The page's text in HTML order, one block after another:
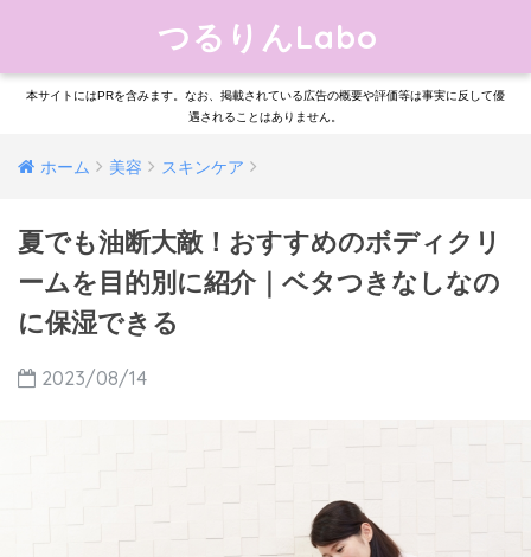
つるりんLabo
本サイトにはPRを含みます。なお、掲載されている広告の概要や評価等は事実に反して優
遇されることはありません。
ホーム 美容 スキンケア
夏でも油断大敵！おすすめのボディクリ
ームを目的別に紹介｜ベタつきなしなの
に保湿できる
2023/08/14